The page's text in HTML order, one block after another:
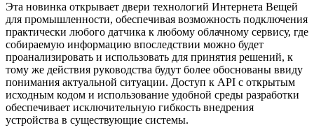
Эта новинка открывает двери технологий Интернета Вещей
для промышленности, обеспечивая возможность подключения
практически любого датчика к любому облачному сервису, где
собираемую информацию впоследствии можно будет
проанализировать и использовать для принятия решений, к
тому же действия руководства будут более обоснованы ввиду
понимания актуальной ситуации. Доступ к API с открытым
исходным кодом и использование удобной среды разработки
обеспечивает исключительную гибкость внедрения
устройства в существующие системы.